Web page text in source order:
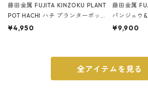
藤田金属 FUJITA KINZOKU PLANT
POT HACHI ハチ プランターポッ
ト 3号 ブラック
¥4,950
藤田金属
パンジュウ
m ガス火・
¥9,900
全アイテムを見る